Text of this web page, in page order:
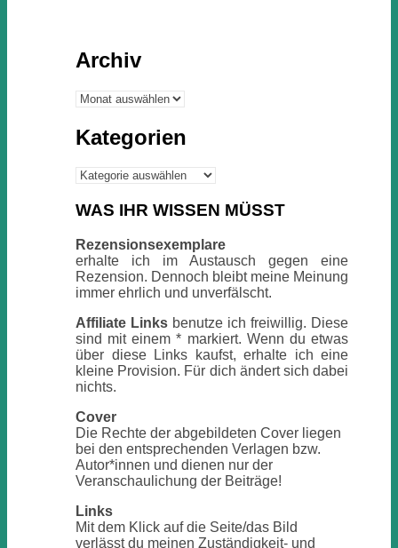
Archiv
Archiv
Kategorien
Kategorien
WAS IHR WISSEN MÜSST
Rezensionsexemplare
erhalte ich im Austausch gegen eine
Rezension. Dennoch bleibt meine Meinung
immer ehrlich und unverfälscht.
Affiliate Links benutze ich freiwillig. Diese
sind mit einem * markiert. Wenn du etwas
über diese Links kaufst, erhalte ich eine
kleine Provision. Für dich ändert sich dabei
nichts.
Cover
Die Rechte der abgebildeten Cover liegen
bei den entsprechenden Verlagen bzw.
Autor*innen und dienen nur der
Veranschaulichung der Beiträge!
Links
Mit dem Klick auf die Seite/das Bild
verlässt du meinen Zuständigkeit- und